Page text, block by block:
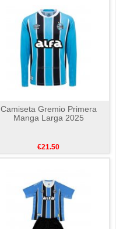
Camiseta Gremio Primera
Manga Larga 2025
€21.50